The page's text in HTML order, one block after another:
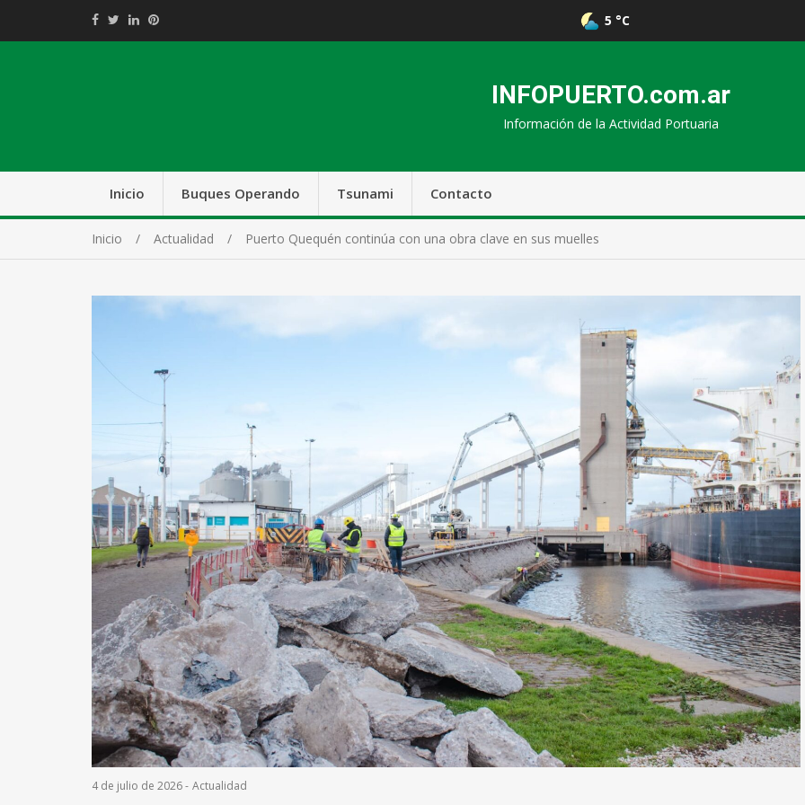
5 °C
INFOPUERTO.com.ar
Información de la Actividad Portuaria
Inicio Buques Operando Tsunami Contacto
Inicio Actualidad Puerto Quequén continúa con una obra clave en sus muelles
4 de julio de 2026- Actualidad